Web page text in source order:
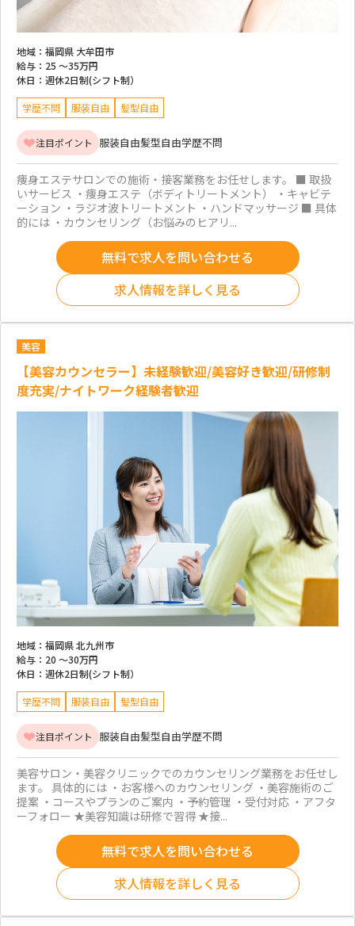
地域： 福岡県 大牟田市
給与： 25 ～35万円
休日： 週休2日制(シフト制）
学歴不問 服装自由 髪型自由
注目ポイント 服装自由髪型自由学歴不問
痩身エステサロンでの施術・接客業務をお任せします。 ■ 取扱
いサービス ・痩身エステ（ボディトリートメント） ・キャビテ
ーション ・ラジオ波トリートメント ・ハンドマッサージ ■ 具体
的には ・カウンセリング（お悩みのヒアリ...
無料で求人を問い合わせる
求人情報を詳しく見る
美容
【美容カウンセラー】未経験歓迎/美容好き歓迎/研修制
度充実/ナイトワーク経験者歓迎
地域： 福岡県 北九州市
給与： 20 ～30万円
休日： 週休2日制(シフト制）
学歴不問 服装自由 髪型自由
注目ポイント 服装自由髪型自由学歴不問
美容サロン・美容クリニックでのカウンセリング業務をお任せし
ます。 具体的には ・お客様へのカウンセリング ・美容施術のご
提案 ・コースやプランのご案内 ・予約管理 ・受付対応 ・アフタ
ーフォロー ★美容知識は研修で習得 ★接...
無料で求人を問い合わせる
求人情報を詳しく見る